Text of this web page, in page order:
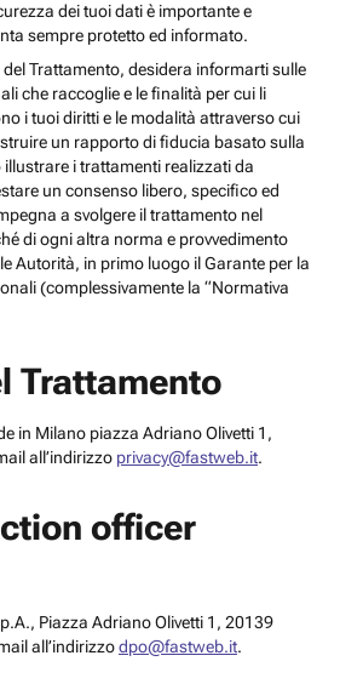
dei tuoi dati è importante e
sempre protetto ed informato.
Trattamento, desidera informarti sulle
che raccoglie e le finalità per cui li
i tuoi diritti e le modalità attraverso cui
un rapporto di fiducia basato sulla
i trattamenti realizzati da
un consenso libero, specifico ed
a svolgere il trattamento nel
di ogni altra norma e provvedimento
Autorità, in primo luogo il Garante per la
(complessivamente la “Normativa
Trattamento
in Milano piazza Adriano Olivetti 1,
all’indirizzo privacy@fastweb.it.
officer
Piazza Adriano Olivetti 1, 20139
all’indirizzodpo@fastweb.it.